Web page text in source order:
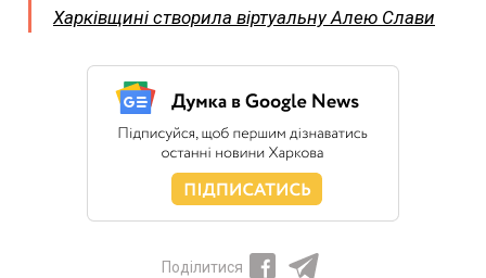
Харківщині створила віртуальну Алею Слави
Поділитися